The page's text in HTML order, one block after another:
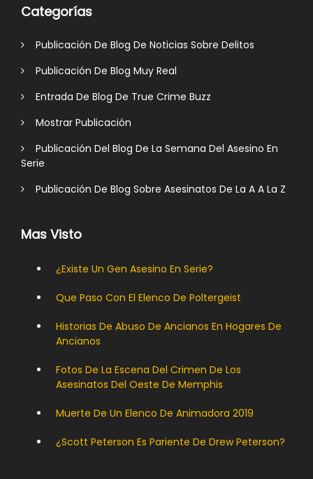
Categorías
Publicación De Blog De Noticias Sobre Delitos
Publicación De Blog Muy Real
Entrada De Blog De True Crime Buzz
Mostrar Publicación
Publicación Del Blog De La Semana Del Asesino En
Serie
Publicación De Blog Sobre Asesinatos De La A A La Z
Mas Visto
¿Existe Un Gen Asesino En Serie?
Que Paso Con El Elenco De Poltergeist
Historias De Abuso De Ancianos En Hogares De
Ancianos
Fotos De La Escena Del Crimen De Los
Asesinatos Del Oeste De Memphis
Muerte De Un Elenco De Animadora 2019
¿Scott Peterson Es Pariente De Drew Peterson?